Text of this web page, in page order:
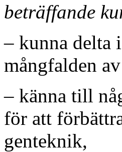
beträffande
– kunna delta
mångfalden
– känna till
för att
genteknik,